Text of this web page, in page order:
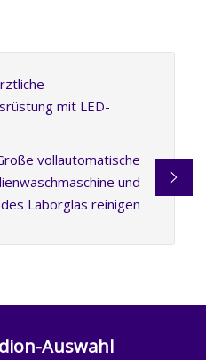
mit LED-
vollautomatische
und
Laborglas reinigen
Auswahl